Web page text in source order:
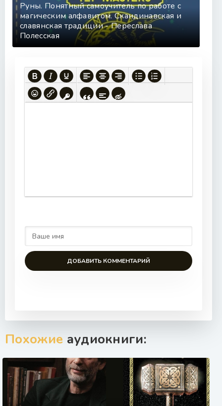
Руны. Понятный самоучитель по работе с
магическим алфавитом. Скандинавская и
славянская традиции - Переслава
Полесская
ДОБАВИТЬ КОММЕНТАРИЙ
Похожие аудиокниги: